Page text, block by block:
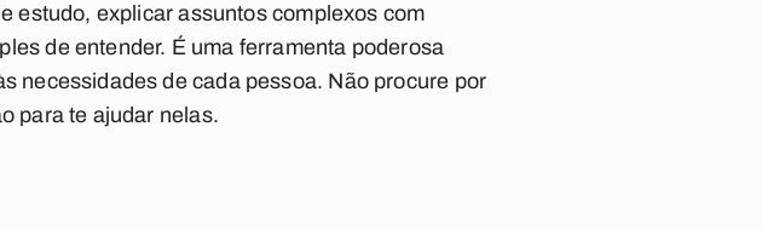
estudo, explicar assuntos complexos com
de entender. É uma ferramenta poderosa
necessidades de cada pessoa. Não procure por
para te ajudar nelas.